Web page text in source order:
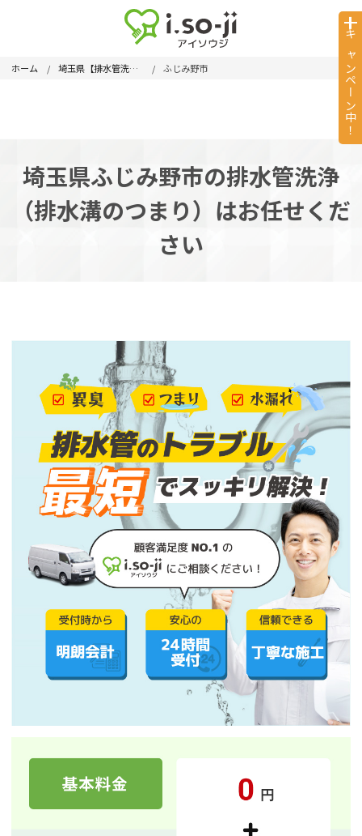
ホーム 埼玉県【排水管洗浄】 ふじみ野市
埼玉県ふじみ野市の排水管洗浄
（排水溝のつまり）はお任せくだ
さい
キャンペーン中！